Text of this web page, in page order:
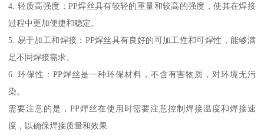
4. 轻质高强度：PP焊丝具有较轻的重量和较高的强度，使其在焊接
过程中更加便捷和稳定。
5. 易于加工和焊接：PP焊丝具有良好的可加工性和可焊性，能够满
足不同焊接需求。
6. 环保性：PP焊丝是一种环保材料，不含有害物质，对环境无污
染。
需要注意的是，PP焊丝在使用时需要注意控制焊接温度和焊接速
度，以确保焊接质量和效果